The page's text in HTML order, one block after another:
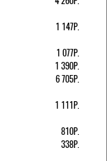
1 147Р.
1 077Р.
1 390Р.
6 705Р.
1 111Р.
810Р.
338Р.